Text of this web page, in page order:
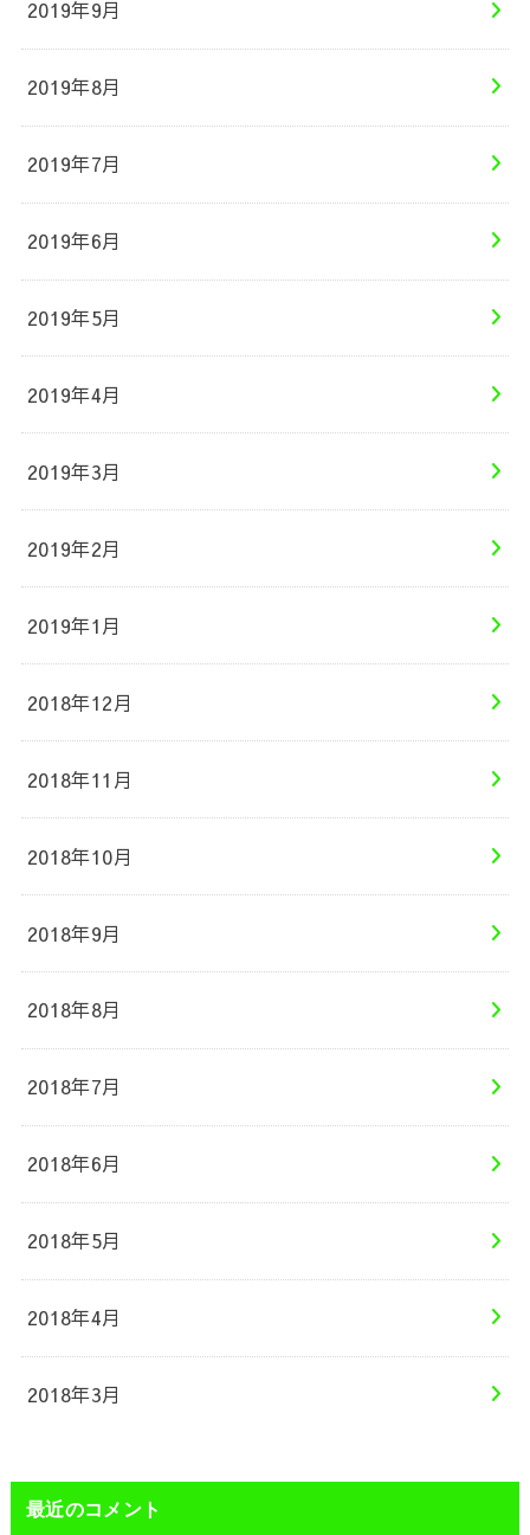
2019年9月
2019年8月
2019年7月
2019年6月
2019年5月
2019年4月
2019年3月
2019年2月
2019年1月
2018年12月
2018年11月
2018年10月
2018年9月
2018年8月
2018年7月
2018年6月
2018年5月
2018年4月
2018年3月
最近のコメント